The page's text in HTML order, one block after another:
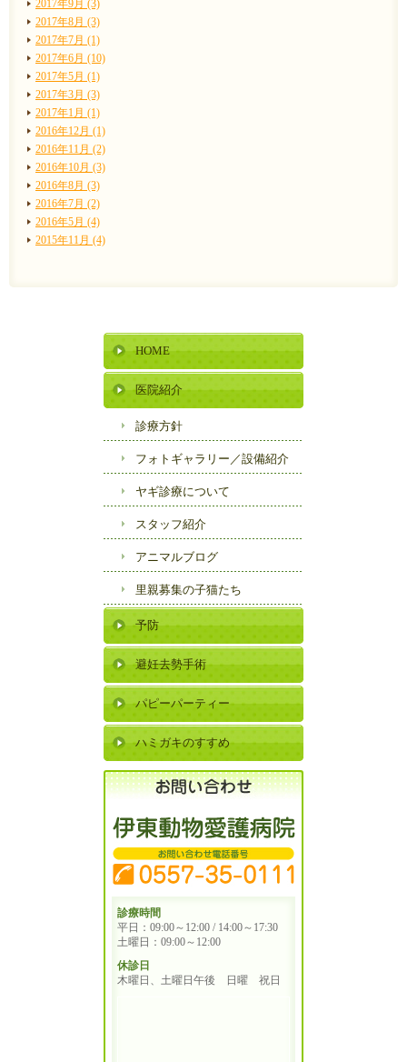
2017年9月 (3)
2017年8月 (3)
2017年7月 (1)
2017年6月 (10)
2017年5月 (1)
2017年3月 (3)
2017年1月 (1)
2016年12月 (1)
2016年11月 (2)
2016年10月 (3)
2016年8月 (3)
2016年7月 (2)
2016年5月 (4)
2015年11月 (4)
HOME
医院紹介
診療方針
フォトギャラリー／設備紹介
ヤギ診療について
スタッフ紹介
アニマルブログ
里親募集の子猫たち
予防
避妊去勢手術
パピーパーティー
ハミガキのすすめ
診療時間
平日：09:00～12:00 / 14:00～17:30
土曜日：09:00～12:00
休診日
木曜日、土曜日午後 日曜 祝日